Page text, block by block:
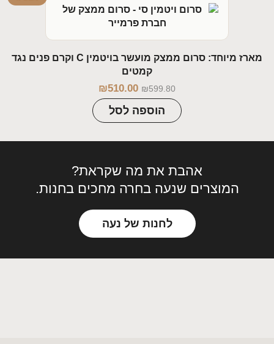
מארז מיוחד: סרום ממצק מועשר בויטמין C וקרם פנים נגד
קמטים
₪599.80
₪510.00
הוספה לסל
אהבת את מה שקראת?
המוצרים שנעה בחרה מחכים בחנות.
לחנות של נעה